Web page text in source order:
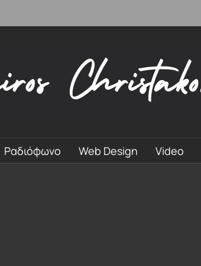
Ραδιόφωνο Web Design Video